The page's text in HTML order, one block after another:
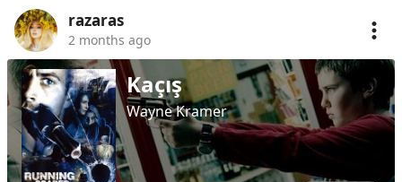
razaras
2 months ago
Kaçış
Wayne Kramer